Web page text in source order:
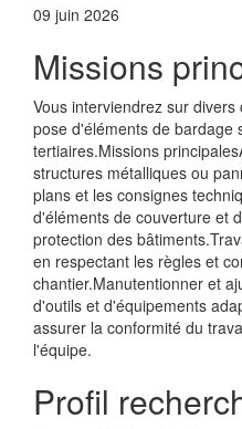
09 juin 2026
Missions
Vous interviendrez sur
pose d'éléments de bardage
tertiaires.Missions
structures métalliques ou
plans et les consignes
d'éléments de couverture et
protection des
en respectant les règles et
chantier.Manutentionner et
d'outils et d'équipements
assurer la conformité du
l'équipe.
Profil